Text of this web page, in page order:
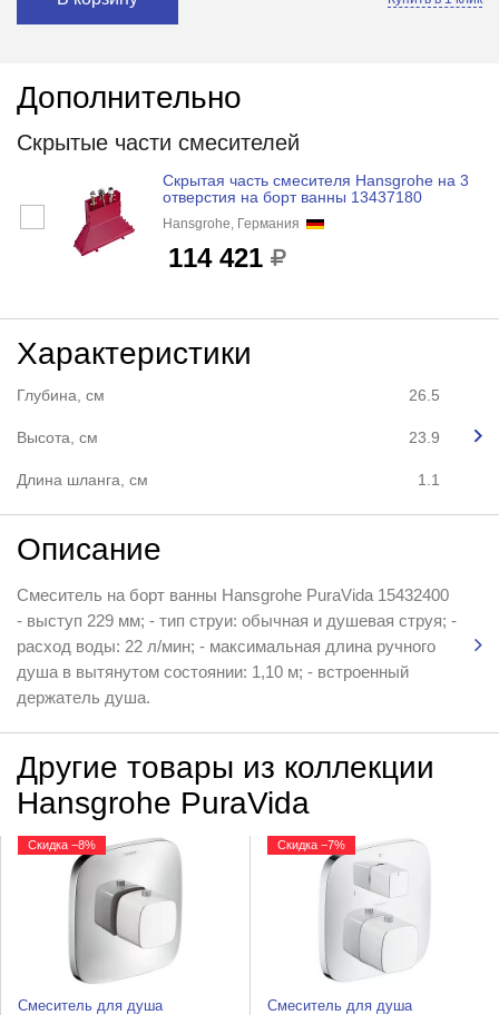
Дополнительно
Скрытые части смесителей
Скрытая часть смесителя Hansgrohe на 3
отверстия на борт ванны 13437180
Hansgrohe, Германия
114 421
Характеристики
Глубина, см 26.5
Высота, см 23.9
Длина шланга, см 1.1
Описание
Смеситель на борт ванны Hansgrohe PuraVida 15432400
- выступ 229 мм; - тип струи: обычная и душевая струя; -
расход воды: 22 л/мин; - максимальная длина ручного
душа в вытянутом состоянии: 1,10 м; - встроенный
держатель душа.
Другие товары из коллекции
Hansgrohe PuraVida
Скидка −8%
Смеситель для душа
Скидка −7%
Смеситель для душа